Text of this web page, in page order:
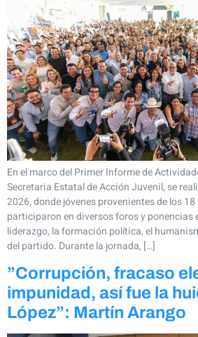
En el marco del Primer Informe de
Secretaria Estatal de Acción Juvenil, se
2026, donde jóvenes provenientes de los
participaron en diversos foros y ponencias
liderazgo, la formación política, el
del partido. Durante la jornada, […]
”Corrupción, fracaso
impunidad, así fue la
López”: Martín Arango